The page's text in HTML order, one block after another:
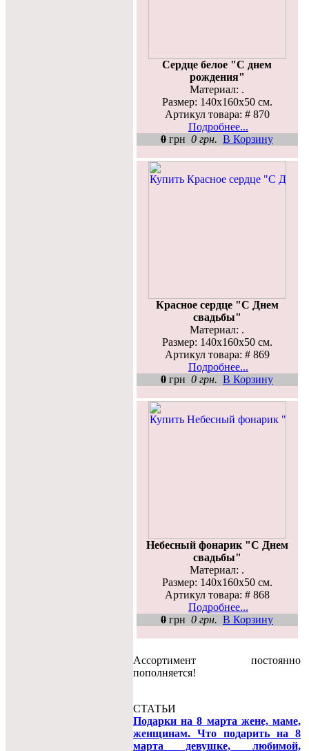
Сердце белое "С днем
рождения"
Материал: .
Размер: 140х160х50 см.
Артикул товара: # 870
Подробнее...
0 грн 0 грн. В Корзину
Красное сердце "С Днем
свадьбы"
Материал: .
Размер: 140х160х50 см.
Артикул товара: # 869
Подробнее...
0 грн 0 грн. В Корзину
Небесный фонарик "С Днем
свадьбы"
Материал: .
Размер: 140х160х50 см.
Артикул товара: # 868
Подробнее...
0 грн 0 грн. В Корзину
Ассортимент постоянно
пополняется!
СТАТЬИ
Подарки на 8 марта жене, маме,
женщинам. Что подарить на 8
марта девушке, любимой,